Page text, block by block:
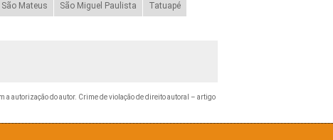
São Mateus São Miguel Paulista Tatuapé
autorização do autor. Crime de violação de direito autoral – artigo